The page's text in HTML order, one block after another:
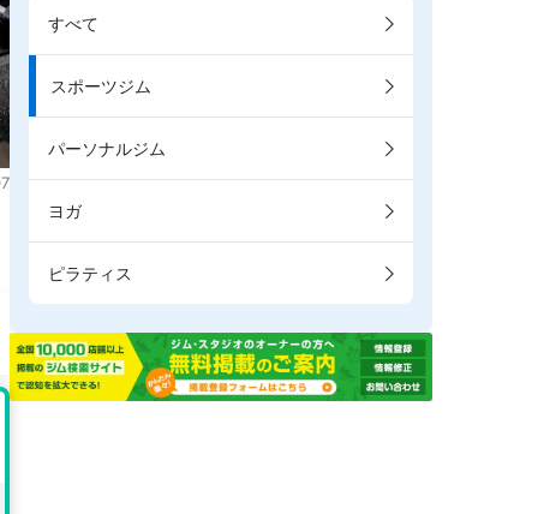
すべて
スポーツジム
パーソナルジム
ヨガ
ピラティス